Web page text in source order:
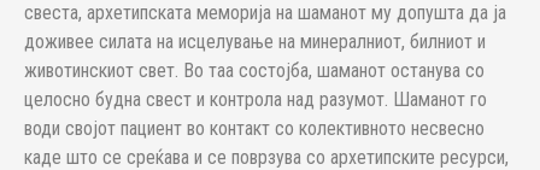
свеста, архетипската меморија на шаманот му допушта да ја
доживее силата на исцелување на минералниот, билниот и
животинскиот свет. Во таа состојба, шаманот останува со
целосно будна свест и контрола над разумот. Шаманот го
води својот пациент во контакт со колективното несвесно
каде што се среќава и се поврзува со архетипските ресурси,